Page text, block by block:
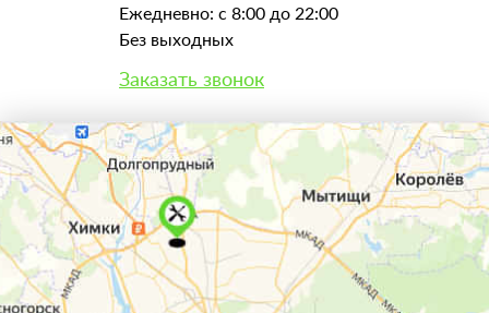
Ежедневно: с 8:00 до 22:00
Без выходных
Заказать звонок